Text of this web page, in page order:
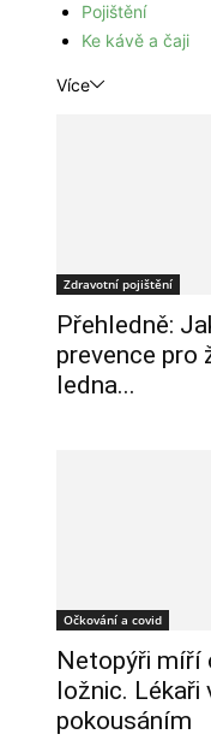
Pojištění
Ke kávě a čaji
Více
Zdravotní pojištění
Přehledně:
prevence pro
ledna...
Očkování a covid
Netopýři míří
ložnic. Lékaři
pokousáním